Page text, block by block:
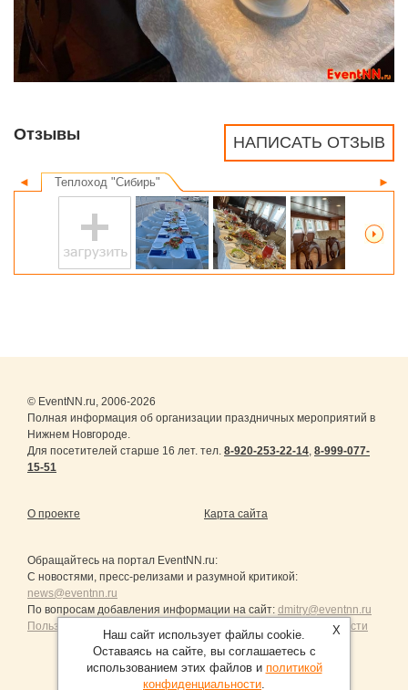
НАПИСАТЬ ОТЗЫВ
Отзывы
◄ ►
Теплоход "Сибирь"
© EventNN.ru, 2006-2026
Полная информация об организации праздничных мероприятий в
Нижнем Новгороде.
Для посетителей старше 16 лет. тел. 8-920-253-22-14, 8-999-077-
15-51
О проекте Карта сайта
Обращайтесь на портал EventNN.ru:
С новостями, пресс-релизами и разумной критикой:
news@eventnn.ru
По вопросам добавления информации на сайт: dmitry@eventnn.ru
Пользовательское Соглашение и политика конфиденциальности
X
Наш сайт использует файлы cookie.
Оставаясь на сайте, вы соглашаетесь с
использованием этих файлов и политикой
конфиденциальности.